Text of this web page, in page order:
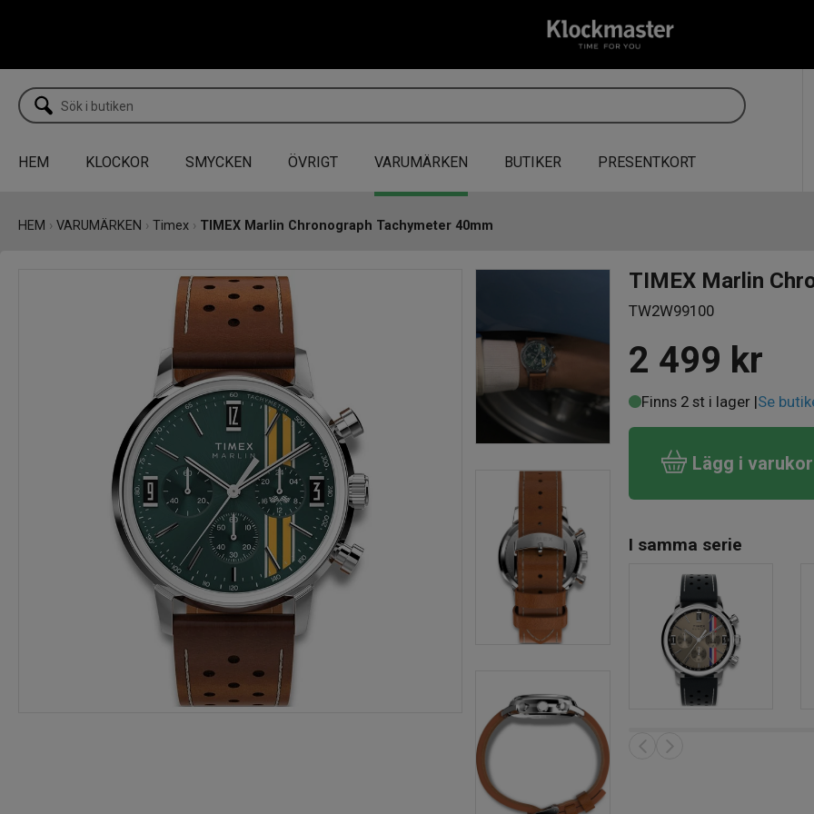
HEM KLOCKOR SMYCKEN ÖVRIGT VARUMÄRKEN BUTIKER PRESENTKORT
HEM › VARUMÄRKEN › Timex › TIMEX Marlin Chronograph Tachymeter 40mm
TIMEX Marlin
TW2W99100
2 499 kr
Finns 2 st i lager |Se
Lägg i
I samma serie